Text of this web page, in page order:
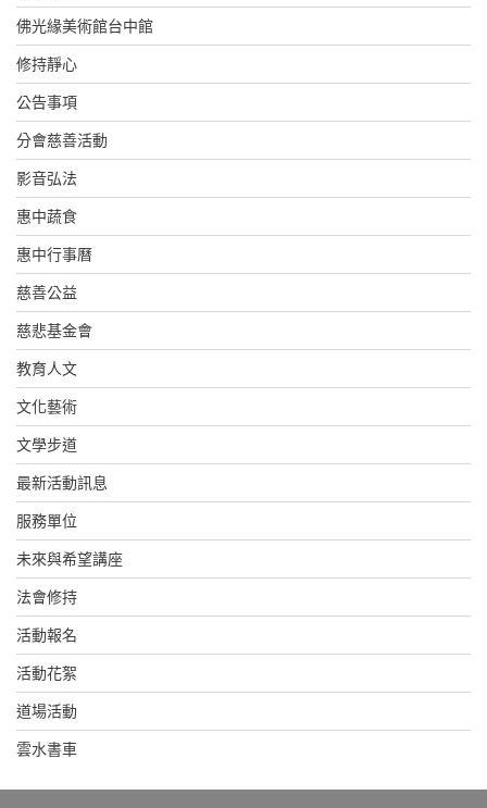
佛光緣美術館台中館
修持靜心
公告事項
分會慈善活動
影音弘法
惠中蔬食
惠中行事曆
慈善公益
慈悲基金會
教育人文
文化藝術
文學步道
最新活動訊息
服務單位
未來與希望講座
法會修持
活動報名
活動花絮
道場活動
雲水書車